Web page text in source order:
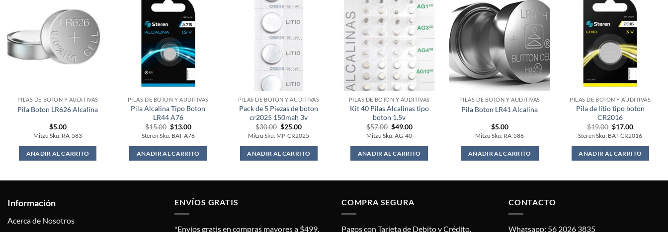
PILAS DE BOTON Y AUDITIVAS
Pila Boton LR626 Alcalina
$5.00
Mitzu Sku: RA-583
AÑADIR AL CARRITO
PILAS DE BOTON Y AUDITIVAS
Pila Alcalina Tipo Boton
LR44 A76
$15.00 Original
price
was:
$15.00.
$13.00Current
price
is:
$13.00.
Steren Sku: BAT-A76
AÑADIR AL CARRITO
PILAS DE BOTON Y AUDITIVAS
Pack de 5 Piezas de boton
cr2025 150mah 3v
$30.00 Original
price
was:
$30.00.
$25.00Current
price
is:
$25.00.
Mitzu Sku: MP-CR2025
AÑADIR AL CARRITO
PILAS DE BOTON Y AUDITIVAS
Kit 40 Pilas Alcalinas tipo
boton 1.5v
$57.00 Original
price
was:
$57.00.
$49.00Current
price
$49.00.
Mitzu Sku: AG-40
AÑADIR AL CARRITO
PILAS DE BOTON Y AUDITIVAS
Pila Boton LR41 Alcalina
$5.00
Mitzu Sku: RA-586
AÑADIR AL CARRITO
PILAS DE BOTON Y AUDITIVAS
Pila de litio tipo boton
CR2016
$19.00 Original
price
was:
$19.00.
$17.00Current
price
is:
$17.00.
Steren Sku: BAT-CR2016
AÑADIR AL CARRITO
Información
Acerca de Nosotros
ENVÍOS GRATIS
*Envíos gratis en compras mayores a $499.
COMPRA SEGURA
Pagos con Tarjeta de Debito y Crédito.
CONTACTO
Whatsapp: 56 2026 3835